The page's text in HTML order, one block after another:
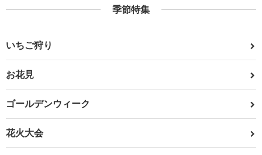
季節特集
いちご狩り
お花見
ゴールデンウィーク
花火大会